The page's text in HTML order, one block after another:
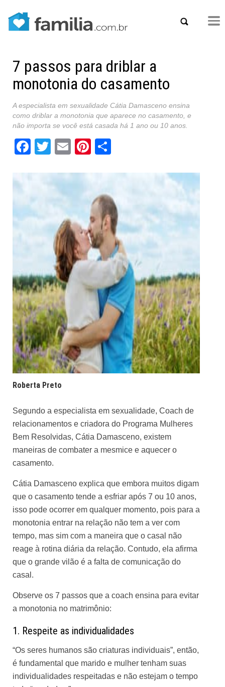
7 passos para driblar a
monotonia do casamento
A especialista em sexualidade Cátia Damasceno ensina
como driblar a monotonia que aparece no casamento, e
não importa se você está casada há 1 ano ou 10 anos.
Facebook
Twitter
EmailPinterest
Roberta Preto
Segundo a especialista em sexualidade, Coach de
relacionamentos e criadora do Programa Mulheres
Bem Resolvidas, Cátia Damasceno, existem
maneiras de combater a mesmice e aquecer o
casamento.
Cátia Damasceno explica que embora muitos digam
que o casamento tende a esfriar após 7 ou 10 anos,
isso pode ocorrer em qualquer momento, pois para a
monotonia entrar na relação não tem a ver com
tempo, mas sim com a maneira que o casal não
reage à rotina diária da relação. Contudo, ela afirma
que o grande vilão é a falta de comunicação do
casal.
Observe os 7 passos que a coach ensina para evitar
a monotonia no matrimônio:
1. Respeite as individualidades
“Os seres humanos são criaturas individuais”, então,
é fundamental que marido e mulher tenham suas
individualidades respeitadas e não estejam o tempo